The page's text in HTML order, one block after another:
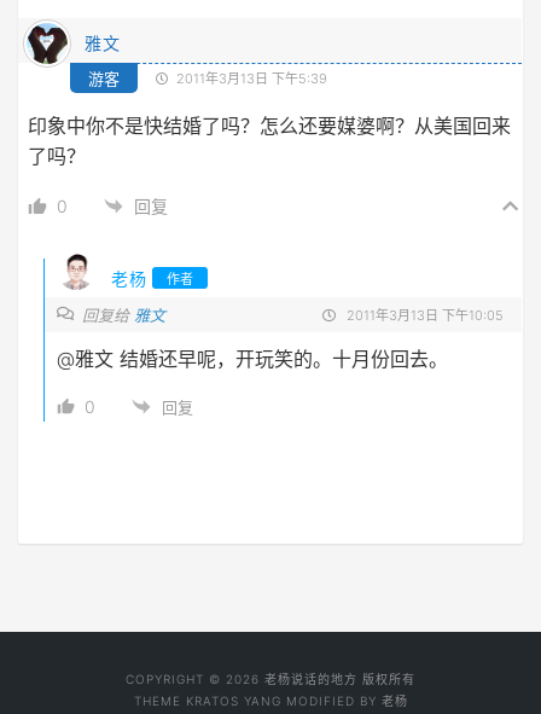
雅文
游客 2011年3月13日 下午5:39
印象中你不是快结婚了吗？怎么还要媒婆啊？从美国回来
了吗？
0 回复
老杨 作者
回复给 雅文 2011年3月13日 下午10:05
@雅文 结婚还早呢，开玩笑的。十月份回去。
0 回复
COPYRIGHT © 2026 老杨说话的地方 版权所有
THEME KRATOS YANG MODIFIED BY 老杨